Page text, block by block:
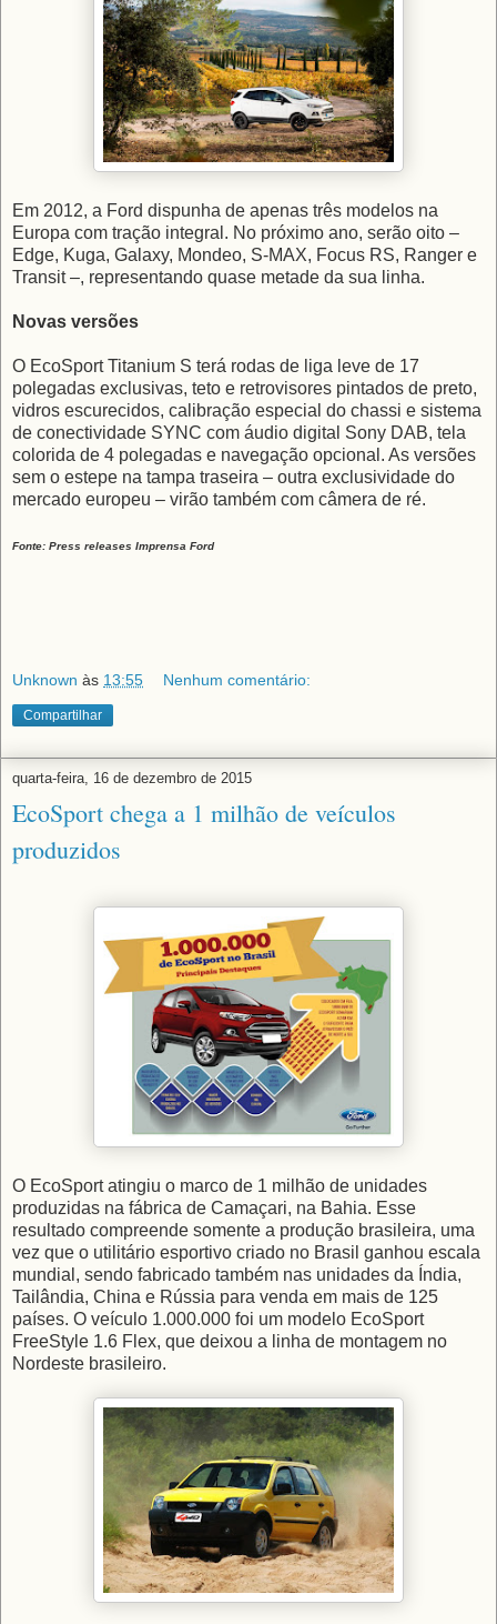
Em 2012, a Ford dispunha de apenas três modelos na
Europa com tração integral. No próximo ano, serão oito –
Edge, Kuga, Galaxy, Mondeo, S-MAX, Focus RS, Ranger e
Transit –, representando quase metade da sua linha.
Novas versões
O EcoSport Titanium S terá rodas de liga leve de 17
polegadas exclusivas, teto e retrovisores pintados de preto,
vidros escurecidos, calibração especial do chassi e sistema
de conectividade SYNC com áudio digital Sony DAB, tela
colorida de 4 polegadas e navegação opcional. As versões
sem o estepe na tampa traseira – outra exclusividade do
mercado europeu – virão também com câmera de ré.
Fonte: Press releases Imprensa Ford
Unknown às 13:55 Nenhum comentário:
Compartilhar
quarta-feira, 16 de dezembro de 2015
EcoSport chega a 1 milhão de veículos
produzidos
O EcoSport atingiu o marco de 1 milhão de unidades
produzidas na fábrica de Camaçari, na Bahia. Esse
resultado compreende somente a produção brasileira, uma
vez que o utilitário esportivo criado no Brasil ganhou escala
mundial, sendo fabricado também nas unidades da Índia,
Tailândia, China e Rússia para venda em mais de 125
países. O veículo 1.000.000 foi um modelo EcoSport
FreeStyle 1.6 Flex, que deixou a linha de montagem no
Nordeste brasileiro.